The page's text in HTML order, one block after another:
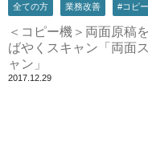
全ての方 業務改善 #コピ
＜コピー機＞両面原稿
ばやくスキャン「両面
ャン」
2017.12.29